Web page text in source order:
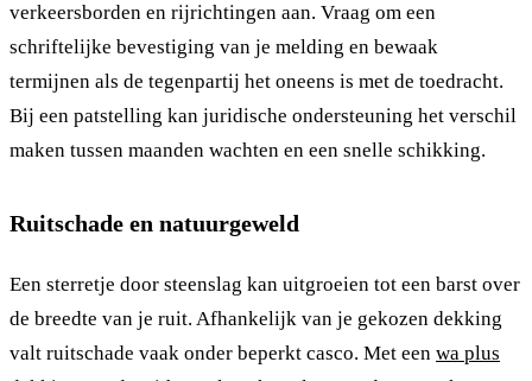
verkeersborden en rijrichtingen aan. Vraag om een
schriftelijke bevestiging van je melding en bewaak
termijnen als de tegenpartij het oneens is met de toedracht.
Bij een patstelling kan juridische ondersteuning het verschil
maken tussen maanden wachten en een snelle schikking.
Ruitschade en natuurgeweld
Een sterretje door steenslag kan uitgroeien tot een barst over
de breedte van je ruit. Afhankelijk van je gekozen dekking
valt ruitschade vaak onder beperkt casco. Met een wa plus